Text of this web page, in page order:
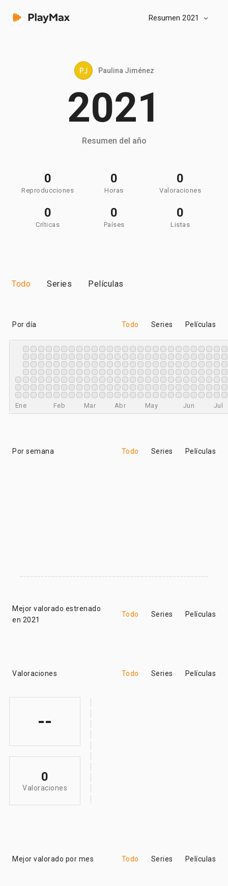
Resumen 2021
Paulina Jiménez
2021
Resumen del año
0
Reproducciones
0
Horas
0
Valoraciones
0
Críticas
0
Países
0
Listas
Todo Series Películas
Por día Todo Series Películas
Ene Feb Mar Abr May Jun Jul
Por semana Todo Series Películas
Mejor valorado estrenado
en 2021
Todo Series Películas
Valoraciones Todo Series Películas
--
0
Valoraciones
Mejor valorado por mes Todo Series Películas